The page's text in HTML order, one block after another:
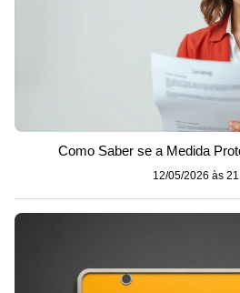
Como Saber se a Medida
12/05/2026 às